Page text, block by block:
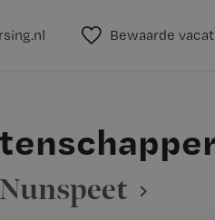
Bewaarde